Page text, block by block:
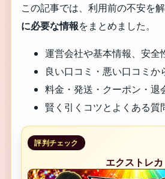
この記事では、利用前の不安を
に必要な情報をまとめました。
運営会社や基本情報、安全
良い口コミ・悪い口コミか
料金・発送・クーポン・退
賢く引くコツとよくある質
評判チェック
エクストレカ